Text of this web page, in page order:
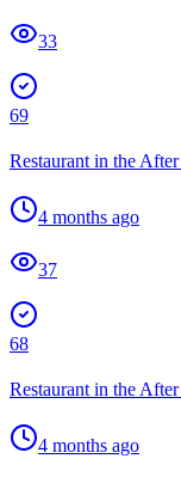
33
69
Restaurant in the
4 months ago
37
68
Restaurant in the
4 months ago